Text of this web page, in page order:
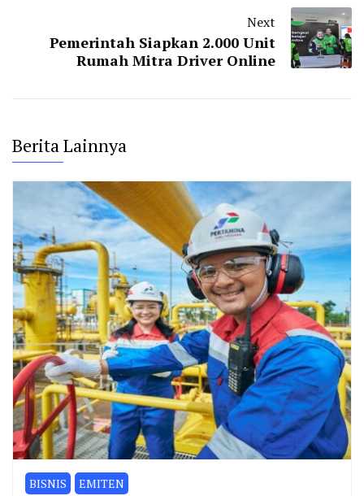
Next
Pemerintah Siapkan 2.000 Unit
Rumah Mitra Driver Online
Berita Lainnya
BISNIS EMITEN